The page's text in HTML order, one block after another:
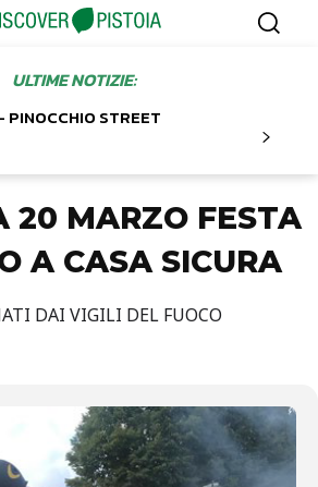
ULTIME NOTIZIE:
PINOCCHIO STREET
20 MARZO FESTA
A CASA SICURA
DAI VIGILI DEL FUOCO